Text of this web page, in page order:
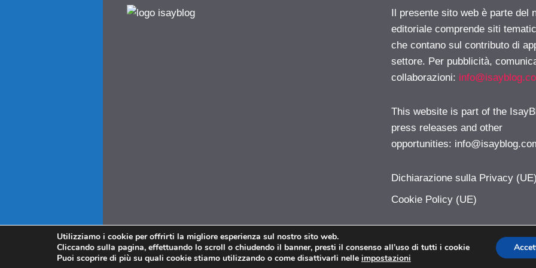
Il presente sito web è parte
editoriale comprende siti
che contano sul contributo di
settore. Per pubblicità,
collaborazioni:
This website is part of the
press releases and other
opportunities:
Dichiarazione sulla Privacy (UE)
Cookie Policy (UE)
LetteraF.com © 2026. All right reserverd.
Utilizziamo i cookie per offrirti la migliore esperienza sul nostro sito web.
Cliccando sulla pagina, effettuando lo scroll o chiudendo il banner, presti il consenso all’uso di tutti i cookie
Puoi scoprire di più su quali cookie stiamo utilizzando o come disattivarli nelle impostazioni